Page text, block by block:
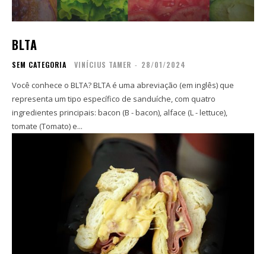
Contato
Zine
Autores
Sobre
Contato
Filmes
Contato
Zine
Autores
Sobre
Contato
Filmes
BLTA
SEM CATEGORIA VINÍCIUS TAMER - 28/01/2024
Você conhece o BLTA? BLTA é uma abreviação (em inglês) que
representa um tipo específico de sanduíche, com quatro
ingredientes principais: bacon (B - bacon), alface (L - lettuce),
tomate (Tomato) e...